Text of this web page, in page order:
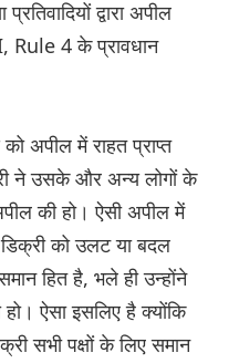
द्वारा अपील
Rule 4 के प्रावधान
अपील में राहत प्राप्त
ने उसके और अन्य लोगों के
की हो। ऐसी अपील में
डिक्री को उलट या बदल
हित है, भले ही उन्होंने
ऐसा इसलिए है क्योंकि
सभी पक्षों के लिए समान